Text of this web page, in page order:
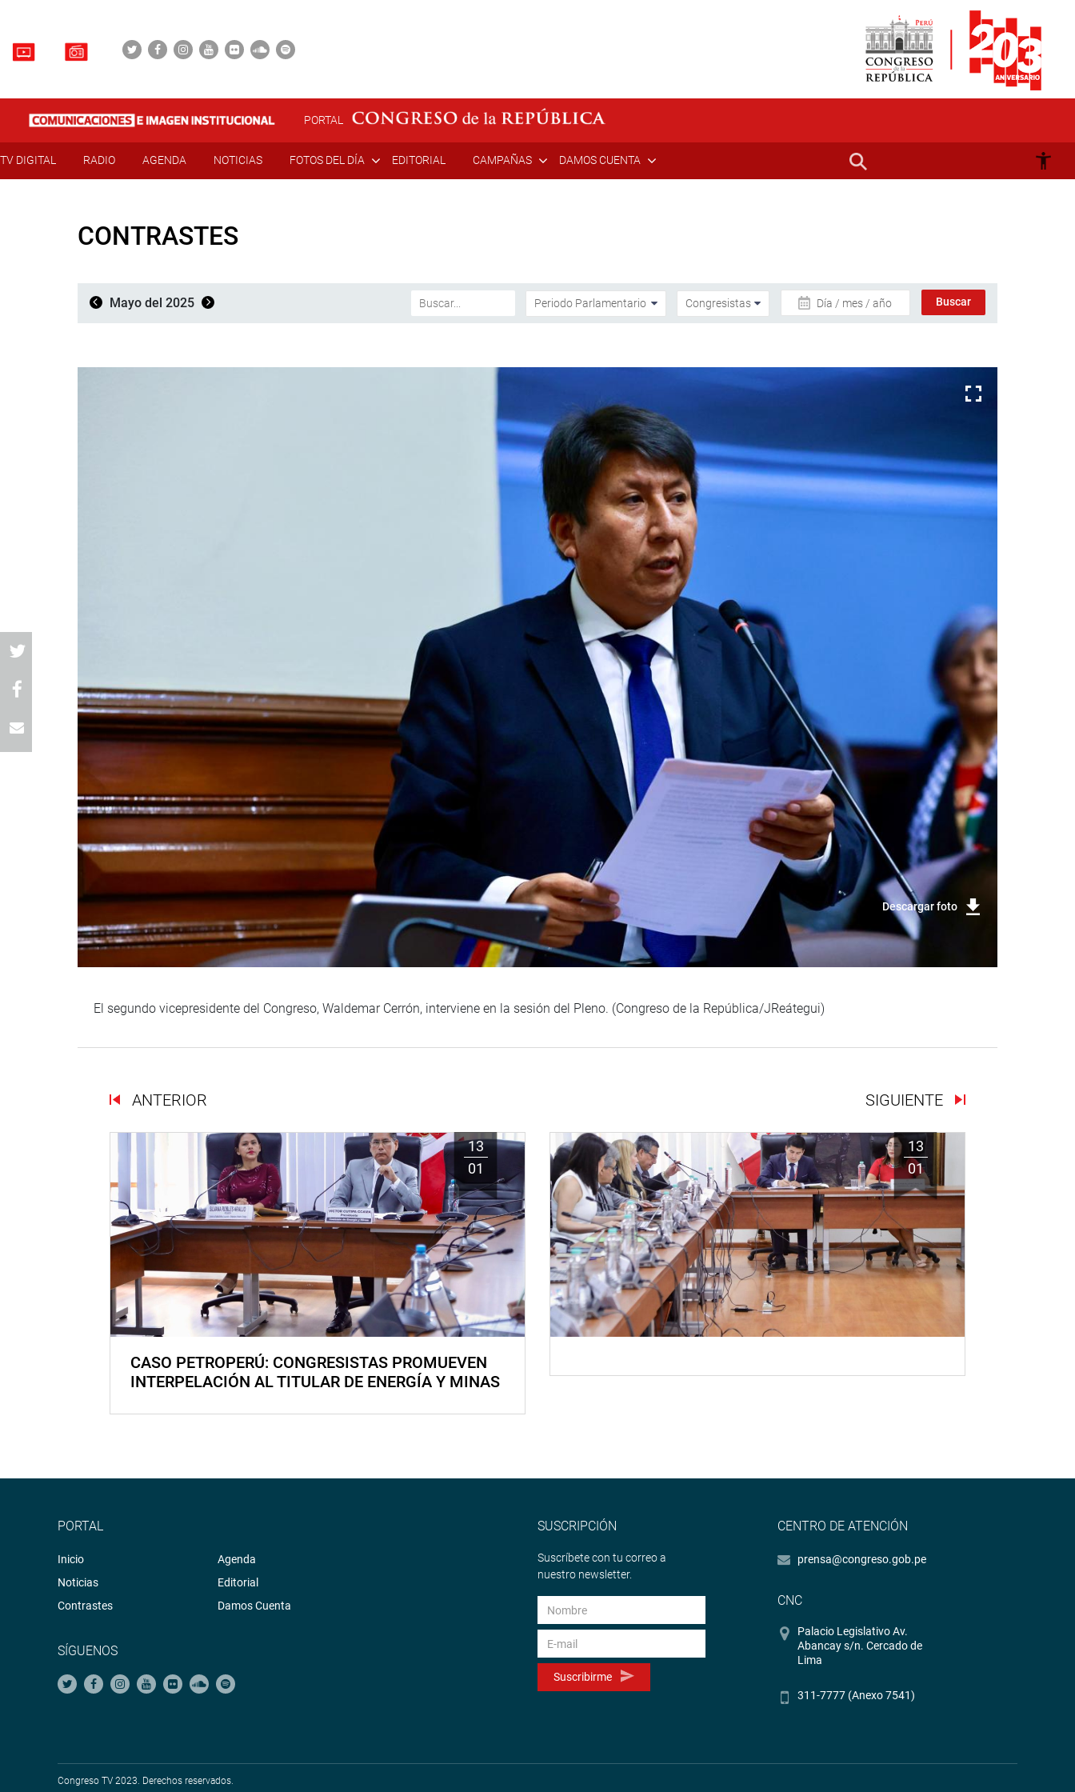
PORTAL
TV DIGITAL RADIO AGENDA NOTICIAS FOTOS DEL DÍA EDITORIAL CAMPAÑAS DAMOS CUENTA
CONTRASTES
Mayo del 2025 Día / mes / año
Descargar foto
El segundo vicepresidente del Congreso, Waldemar Cerrón, interviene en la sesión del Pleno. (Congreso de la República/JReátegui)
ANTERIOR SIGUIENTE
13
01
CASO PETROPERÚ: CONGRESISTAS PROMUEVEN
INTERPELACIÓN AL TITULAR DE ENERGÍA Y MINAS
13
01
PORTAL
Inicio
Noticias
Contrastes
Agenda
Editorial
Damos Cuenta
SÍGUENOS
SUSCRIPCIÓN
Suscríbete con tu correo a
nuestro newsletter.
Suscribirme
CENTRO DE ATENCIÓN
prensa@congreso.gob.pe
CNC
Palacio Legislativo Av.
Abancay s/n. Cercado de
Lima
311-7777 (Anexo 7541)
Congreso TV 2023. Derechos reservados.